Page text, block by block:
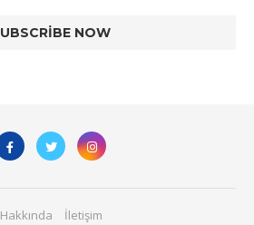
Hakkında İletişim